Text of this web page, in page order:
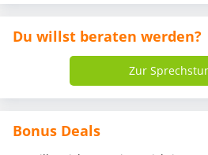
Du willst beraten werden?
Zur
Bonus Deals